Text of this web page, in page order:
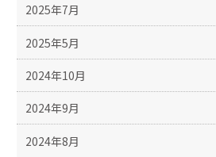
2025年7月
2025年5月
2024年10月
2024年9月
2024年8月